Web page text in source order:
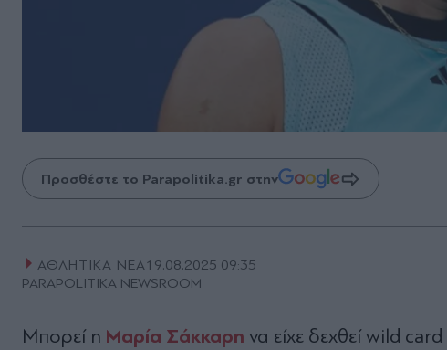
Προσθέστε το Parapolitika.gr στην
ΑΘΛΗΤΙΚΑ ΝΕΑ19.08.2025 09:35
PARAPOLITIKA NEWSROOM
Μπορεί η Μαρία Σάκκαρη να είχε δεχθεί wild